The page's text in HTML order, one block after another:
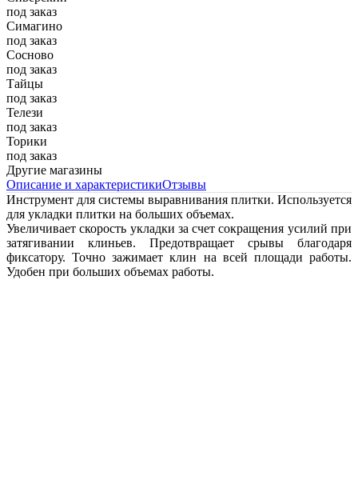
под заказ
Симагино
под заказ
Сосново
под заказ
Тайцы
под заказ
Телези
под заказ
Торики
под заказ
Другие магазины
Описание и характеристикиОтзывы
Инструмент для системы выравнивания плитки. Используется
для укладки плитки на больших объемах.
Увеличивает скорость укладки за счет сокращения усилий при
затягивании клиньев. Предотвращает срывы благодаря
фиксатору. Точно зажимает клин на всей площади работы.
Удобен при больших объемах работы.